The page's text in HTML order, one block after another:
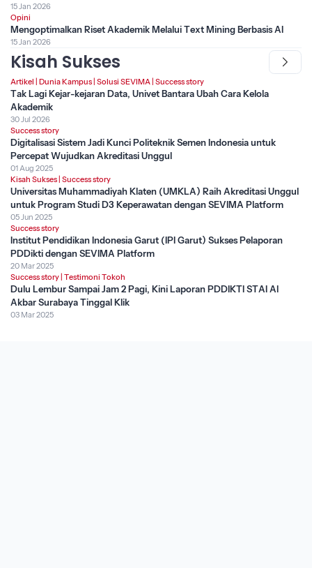
15 Jan 2026
Opini
Mengoptimalkan Riset Akademik Melalui Text Mining Berbasis AI
15 Jan 2026
Kisah Sukses
Artikel | Dunia Kampus | Solusi SEVIMA | Success story
Tak Lagi Kejar-kejaran Data, Univet Bantara Ubah Cara Kelola
Akademik
30 Jul 2026
Success story
Digitalisasi Sistem Jadi Kunci Politeknik Semen Indonesia untuk
Percepat Wujudkan Akreditasi Unggul
01 Aug 2025
Kisah Sukses | Success story
Universitas Muhammadiyah Klaten (UMKLA) Raih Akreditasi Unggul
untuk Program Studi D3 Keperawatan dengan SEVIMA Platform
05 Jun 2025
Success story
Institut Pendidikan Indonesia Garut (IPI Garut) Sukses Pelaporan
PDDikti dengan SEVIMA Platform
20 Mar 2025
Success story | Testimoni Tokoh
Dulu Lembur Sampai Jam 2 Pagi, Kini Laporan PDDIKTI STAI Al
Akbar Surabaya Tinggal Klik
03 Mar 2025